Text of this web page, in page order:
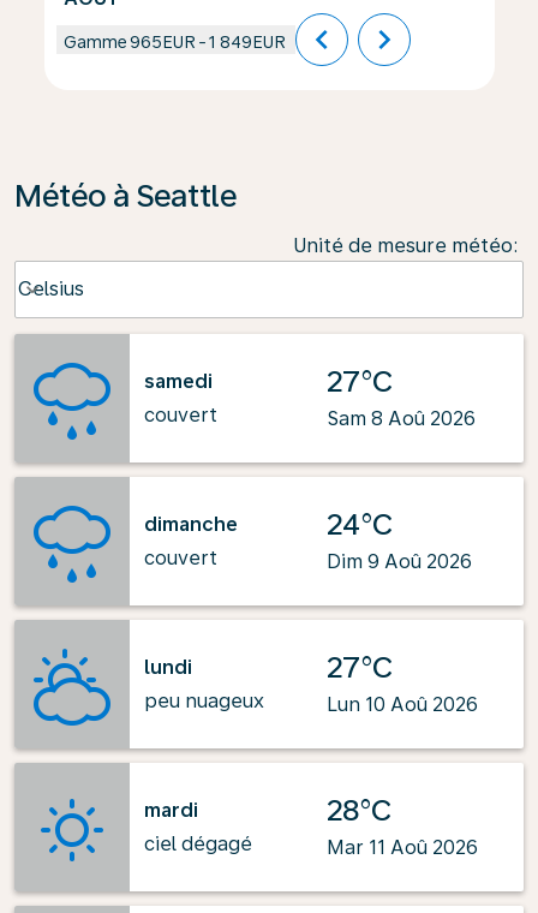
Gamme965EUR -1 849EUR chevron_left chevron_right
Météo à Seattle
Unité de mesure météo:
Celsius
keyboard_arrow_down
samedi
couvert
27°C
Sam 8 Aoû 2026
dimanche
couvert
24°C
Dim 9 Aoû 2026
lundi
peu nuageux
27°C
Lun 10 Aoû 2026
mardi
ciel dégagé
28°C
Mar 11 Aoû 2026